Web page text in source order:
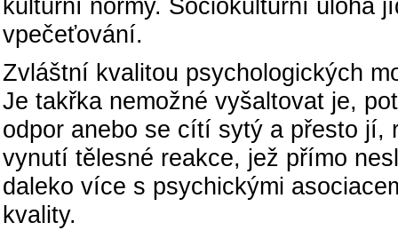
kulturní normy. Sociokulturní úloha
vpečeťování.
Zvláštní kvalitou psychologických
Je takřka nemožné vyšaltovat je,
odpor anebo se cítí sytý a přesto jí,
vynutí tělesné reakce, jež přímo
daleko více s psychickými
kvality.